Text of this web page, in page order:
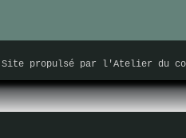
Site propulsé par l'Atelier du